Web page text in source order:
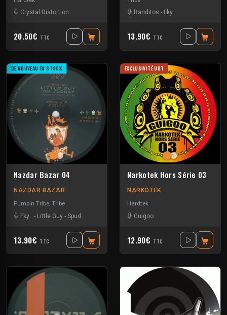
Crystal Distortion
20.50€ TTC
Banditos - Fky
13.90€ TTC
DE NOUVEAU EN STOCK
Nazdar Bazar 04
NAZDAR BAZAR
Pumpin Tribe, Tribe
Fky
- Little Guy - Spud
13.90€ TTC
EXCLUSIVITÉ UGT
Narkotek Hors Série 03
NARKOTEK
Hardtek
Guigoo
12.90€ TTC